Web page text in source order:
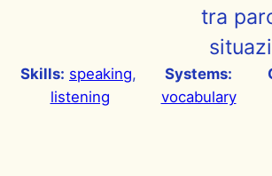
tra
Skills: speaking
listening
Systems:
vocabulary